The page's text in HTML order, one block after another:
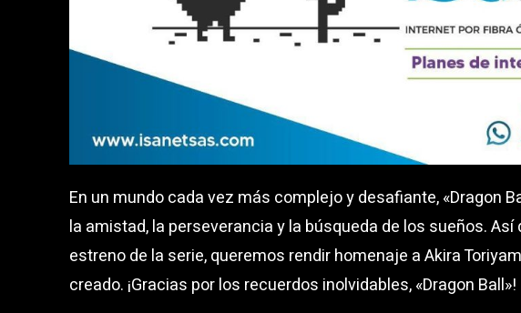
En un mundo cada vez más complejo y desafiante, «Dragon
la amistad, la perseverancia y la búsqueda de los sueños. Así
estreno de la serie, queremos rendir homenaje a Akira
creado. ¡Gracias por los recuerdos inolvidables, «Dragon Ball»!